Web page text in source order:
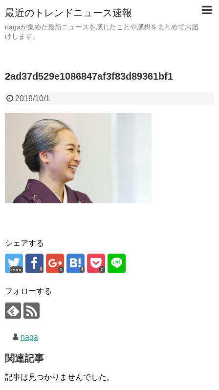
最近のトレンドニュース速報
nagaが集めた最新ニュースを感じたことや感想をまとめてお届
けします。
2ad37d529e1086847af3f83d89361bf1
2019/10/1
シェアする
error 0 0
フォローする
naga
関連記事
記事は見つかりませんでした。